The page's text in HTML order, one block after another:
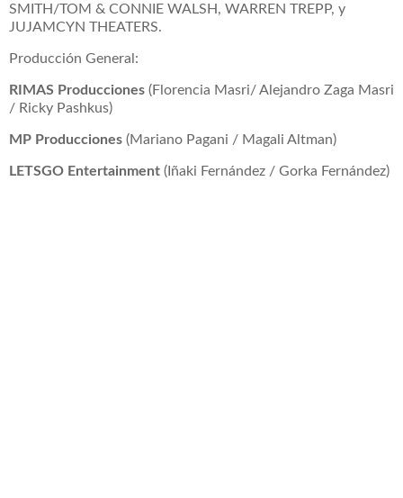
SMITH/TOM & CONNIE WALSH, WARREN TREPP, y
JUJAMCYN THEATERS.
Producción General:
RIMAS Producciones (Florencia Masri/ Alejandro Zaga Masri
/ Ricky Pashkus)
MP Producciones (Mariano Pagani / Magali Altman)
LETSGO Entertainment (Iñaki Fernández / Gorka Fernández)